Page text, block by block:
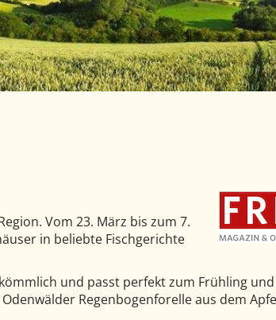
Vom 23. März bis zum 7.
in beliebte Fischgerichte
und passt perfekt zum Frühling
Regenbogenforelle aus dem